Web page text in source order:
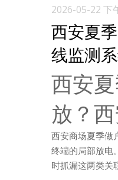
2026-05-22 下
西安夏
线监测
西安
放？
西安商场夏季做
终端的局部放电
时抓漏这两类关